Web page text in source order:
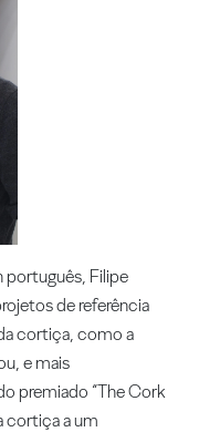
português, Filipe
de referência
cortiça, como a
e mais
premiado “The Cork
cortiça a um